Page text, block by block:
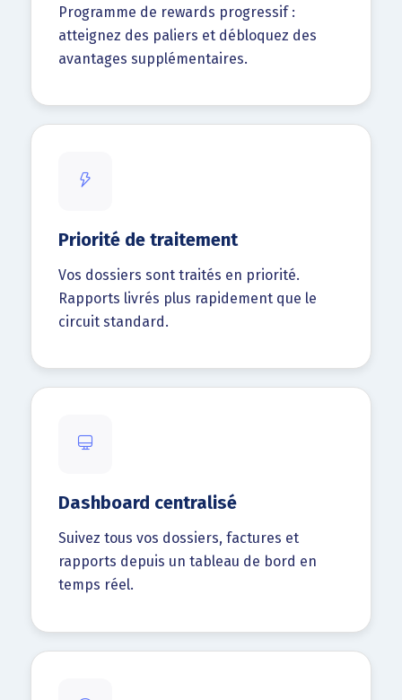
Programme de rewards progressif :
atteignez des paliers et débloquez des
avantages supplémentaires.
Priorité de traitement
Vos dossiers sont traités en priorité.
Rapports livrés plus rapidement que le
circuit standard.
Dashboard centralisé
Suivez tous vos dossiers, factures et
rapports depuis un tableau de bord en
temps réel.